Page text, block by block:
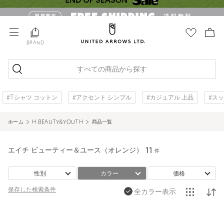
BRAND
すべての商品から探す
#Tシャツ コットン #アクセント シンプル #カジュアル 上品 #ス
ホーム H BEAUTY&YOUTH 商品一覧
エイチ ビューティー＆ユース（オレンジ） 11 件
性別 カラー 価格
保存した検索条件 全カラー表示